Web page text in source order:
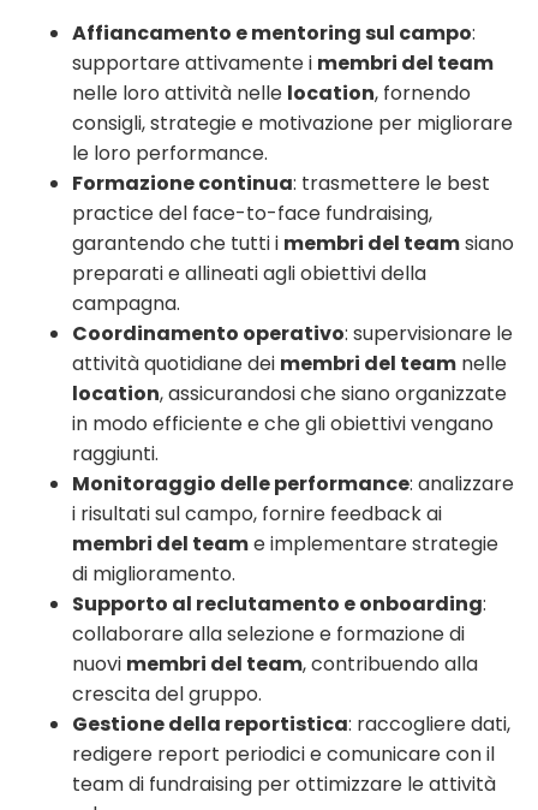
Affiancamento e mentoring sul campo:
supportare attivamente i membri del team
nelle loro attività nelle location, fornendo
consigli, strategie e motivazione per migliorare
le loro performance.
Formazione continua: trasmettere le best
practice del face-to-face fundraising,
garantendo che tutti i membri del teamsiano
preparati e allineati agli obiettivi della
campagna.
Coordinamento operativo: supervisionare le
attività quotidiane dei membri del team nelle
location, assicurandosi che siano organizzate
in modo efficiente e che gli obiettivi vengano
raggiunti.
Monitoraggio delle performance: analizzare
i risultati sul campo, fornire feedback ai
membri del teame implementare strategie
di miglioramento.
Supporto al reclutamento e onboarding:
collaborare alla selezione e formazione di
nuovi membri del team, contribuendo alla
crescita del gruppo.
Gestione della reportistica: raccogliere dati,
redigere report periodici e comunicare con il
team di fundraising per ottimizzare le attività